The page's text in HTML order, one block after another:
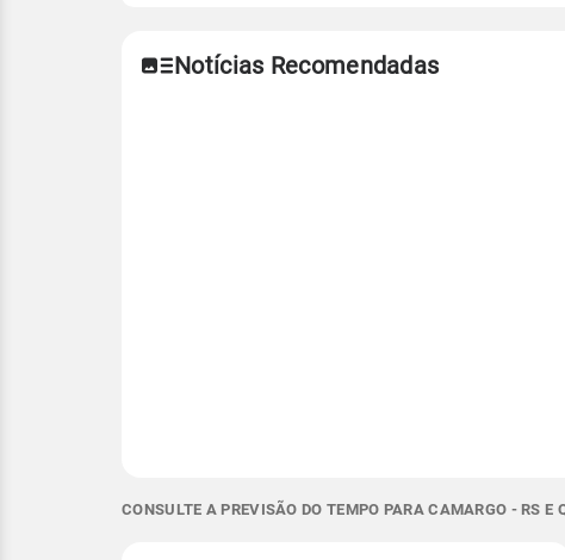
Notícias Recomendadas
CONSULTE A PREVISÃO DO TEMPO PARA CAMARGO - RS E